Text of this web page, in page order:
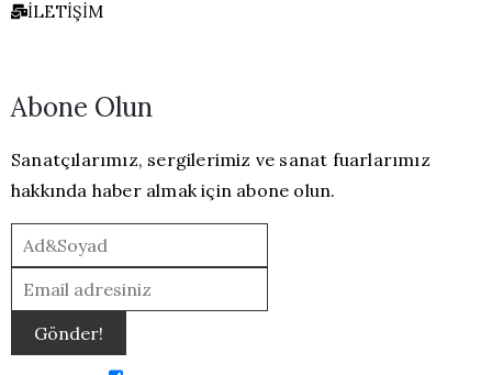
İLETIŞIM
Abone Olun
Sanatçılarımız, sergilerimiz ve sanat fuarlarımız
hakkında haber almak için abone olun.